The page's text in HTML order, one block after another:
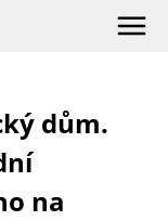
dům.
na